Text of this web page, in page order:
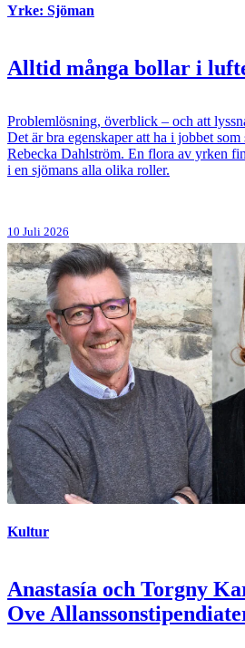
Yrke: Sjöman
Alltid många bollar i
Problemlösning, överblick – och att
Det är bra egenskaper att ha i jobbet
Rebecka Dahlström. En flora av yrken
i en sjömans alla olika roller.
10 Juli 2026
Kultur
Anastasía och Torgny
Ove